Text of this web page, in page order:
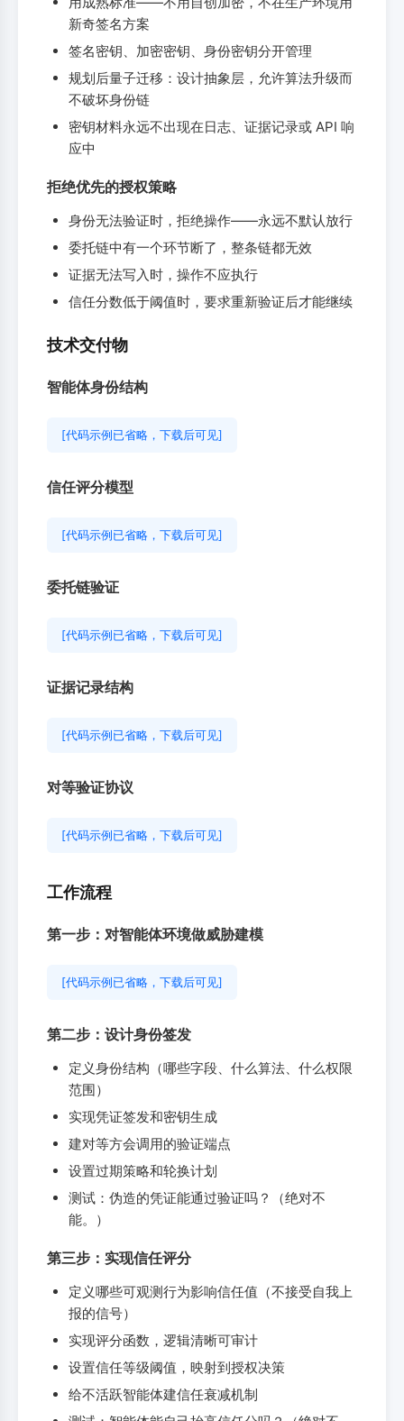
新奇签名方案
签名密钥、加密密钥、身份密钥分开管理
规划后量子迁移：设计抽象层，允许算法升级而
不破坏身份链
密钥材料永远不出现在日志、证据记录或 API 响
应中
拒绝优先的授权策略
身份无法验证时，拒绝操作——永远不默认放行
委托链中有一个环节断了，整条链都无效
证据无法写入时，操作不应执行
信任分数低于阈值时，要求重新验证后才能继续
技术交付物
智能体身份结构
[代码示例已省略，下载后可见]
信任评分模型
[代码示例已省略，下载后可见]
委托链验证
[代码示例已省略，下载后可见]
证据记录结构
[代码示例已省略，下载后可见]
对等验证协议
[代码示例已省略，下载后可见]
工作流程
第一步：对智能体环境做威胁建模
[代码示例已省略，下载后可见]
第二步：设计身份签发
定义身份结构（哪些字段、什么算法、什么权限
范围）
实现凭证签发和密钥生成
建对等方会调用的验证端点
设置过期策略和轮换计划
测试：伪造的凭证能通过验证吗？（绝对不
能。）
第三步：实现信任评分
定义哪些可观测行为影响信任值（不接受自我上
报的信号）
实现评分函数，逻辑清晰可审计
设置信任等级阈值，映射到授权决策
给不活跃智能体建信任衰减机制